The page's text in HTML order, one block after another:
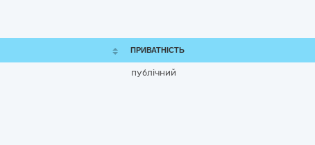
ПРИВАТНІСТЬ
публічний